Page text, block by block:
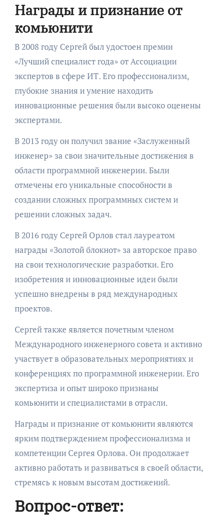
Награды и признание от
комьюнити
В 2008 году Сергей был удостоен премии
«Лучший специалист года» от Ассоциации
экспертов в сфере ИТ. Его профессионализм,
глубокие знания и умение находить
инновационные решения были высоко оценены
экспертами.
В 2013 году он получил звание «Заслуженный
инженер» за свои значительные достижения в
области программной инженерии. Были
отмечены его уникальные способности в
создании сложных программных систем и
решении сложных задач.
В 2016 году Сергей Орлов стал лауреатом
награды «Золотой блокнот» за авторское право
на свои технологические разработки. Его
изобретения и инновационные идеи были
успешно внедрены в ряд международных
проектов.
Сергей также является почетным членом
Международного инженерного совета и активно
участвует в образовательных мероприятиях и
конференциях по программной инженерии. Его
экспертиза и опыт широко признаны
комьюнити и специалистами в отрасли.
Награды и признание от комьюнити являются
ярким подтверждением профессионализма и
компетенции Сергея Орлова. Он продолжает
активно работать и развиваться в своей области,
стремясь к новым высотам достижений.
Вопрос-ответ: